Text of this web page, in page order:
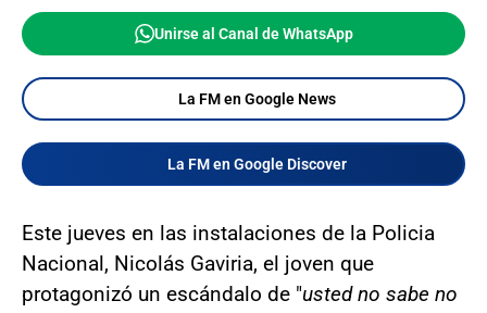
Unirse al Canal de WhatsApp
La FM en Google News
La FM en Google Discover
Este jueves en las instalaciones de la Policia
Nacional, Nicolás Gaviria, el joven que
protagonizó un escándalo de "usted no sabe no